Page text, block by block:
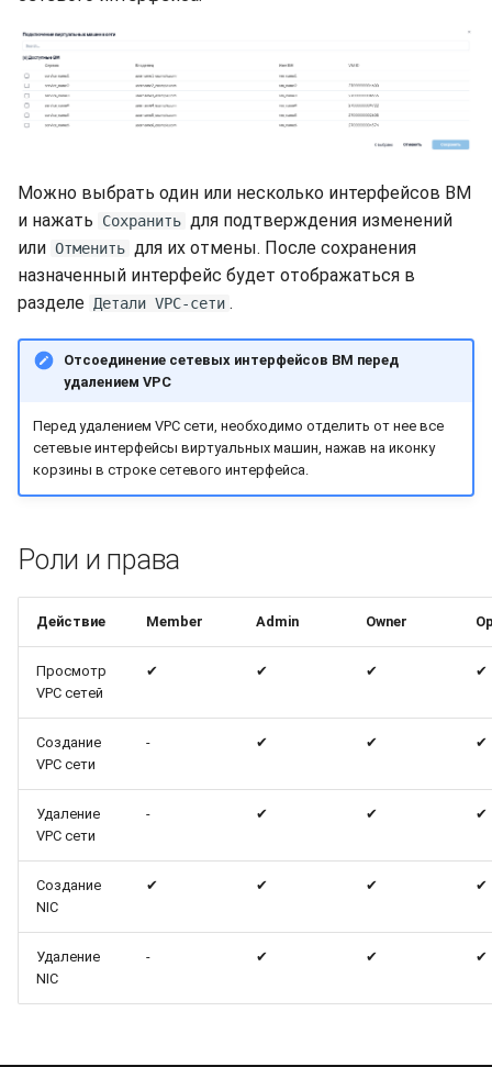
Можно выбрать один или несколько интерфейсов ВМ
и нажать
Сохранить для подтверждения изменений
или Отменить для их отмены. После сохранения
назначенный интерфейс будет отображаться в
разделе Детали VPC-сети .
Отсоединение сетевых интерфейсов ВМ перед
удалением VPC
Перед удалением VPC сети, необходимо отделить от нее все
сетевые интерфейсы виртуальных машин, нажав на иконку
корзины в строке сетевого интерфейса.
Роли и права
Действие Member Admin Owner
Просмотр
VPC сетей
✔ ✔ ✔ ✔
Создание
VPC сети
- ✔ ✔ ✔
Удаление
VPC сети
- ✔ ✔ ✔
Создание
NIC
✔ ✔ ✔ ✔
Удаление
NIC
- ✔ ✔ ✔